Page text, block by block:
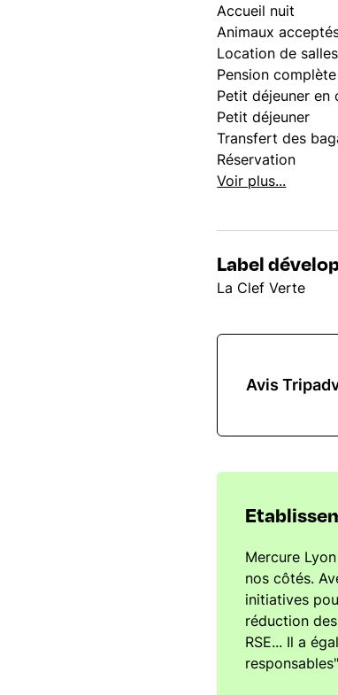
Accueil nuit
Animaux
Location de salles
Pension complète
Petit déjeuner en
Petit déjeuner
Transfert des
Réservation
Voir plus...
Label
La Clef Verte
Avis
Mercure
nos côtés.
initiatives
réduction
RSE... Il a